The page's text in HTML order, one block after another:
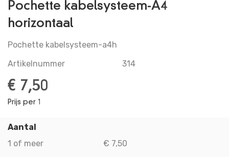
Pochette kabelsysteem-A4
horizontaal
Pochette kabelsysteem-a4h
Artikelnummer
314
€ 7,50
Prijs per 1
Aantal
1 of meer
€ 7,50